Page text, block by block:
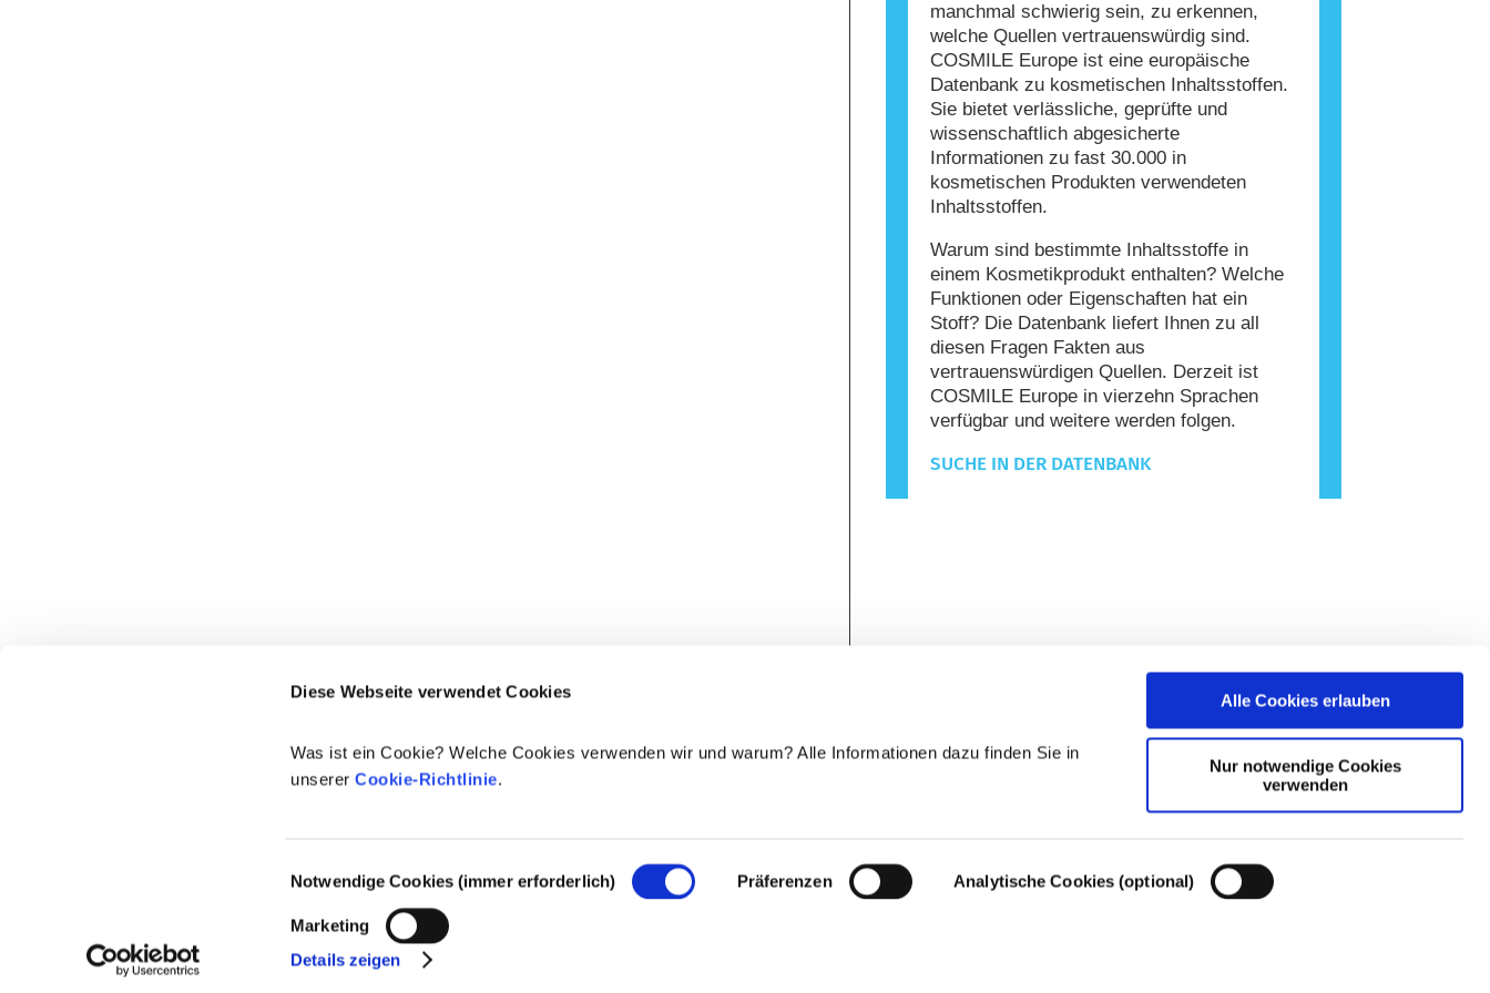
Diese Webseite verwendet Cookies
Was ist ein Cookie? Welche Cookies verwenden wir und warum? Alle Informationen dazu finden Sie in
unsererCookie-Richtlinie.
Notwendige Cookies (immer erforderlich) Präferenzen Analytische Cookies (optional)
Marketing
Details zeigen
Alle Cookies erlauben
Nur notwendige Cookies
verwenden
manchmal schwierig sein, zu erkennen,
welche Quellen vertrauenswürdig sind.
COSMILE Europe ist eine europäische
Datenbank zu kosmetischen Inhaltsstoffen.
Sie bietet verlässliche, geprüfte und
wissenschaftlich abgesicherte
Informationen zu fast 30.000 in
kosmetischen Produkten verwendeten
Inhaltsstoffen.
Warum sind bestimmte Inhaltsstoffe in
einem Kosmetikprodukt enthalten? Welche
Funktionen oder Eigenschaften hat ein
Stoff? Die Datenbank liefert Ihnen zu all
diesen Fragen Fakten aus
vertrauenswürdigen Quellen. Derzeit ist
COSMILE Europe in vierzehn Sprachen
verfügbar und weitere werden folgen.
SUCHE IN DER DATENBANK
© 2021-2026 - Cosmetics Europe Rechtlicher Hinweis Cookie-Einstellungen – Cookie-Richtlinie